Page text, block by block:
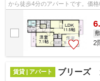
から徒歩4分のアパートです。価
2
賃貸 | アパート ブリーズ